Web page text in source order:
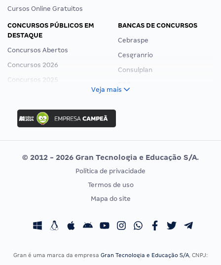
Cursos Online Gratuitos
CONCURSOS PÚBLICOS EM
DESTAQUE
Concursos Abertos
Concursos 2026
Concursos 2025
Concurso Ibama
Concurso MPU
Editais publicados
BANCAS DE CONCURSOS
Cebraspe
Cesgranrio
Consulplan
Vunesp
CONCURSOS POR PROFISSÃO
Concursos Fiscais
EXAME DE ORDEM
Calendário OAB
Veja mais
© 2012 - 2026 Gran Tecnologia e Educação S/A.
Política de privacidade
Termos de uso
Mapa do site
Gran é uma marca da empresa Gran Tecnologia e Educação S/A, CNPJ: